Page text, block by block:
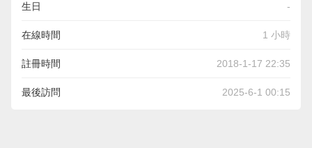
生日 -
在線時間 1 小時
註冊時間 2018-1-17 22:35
最後訪問 2025-6-1 00:15